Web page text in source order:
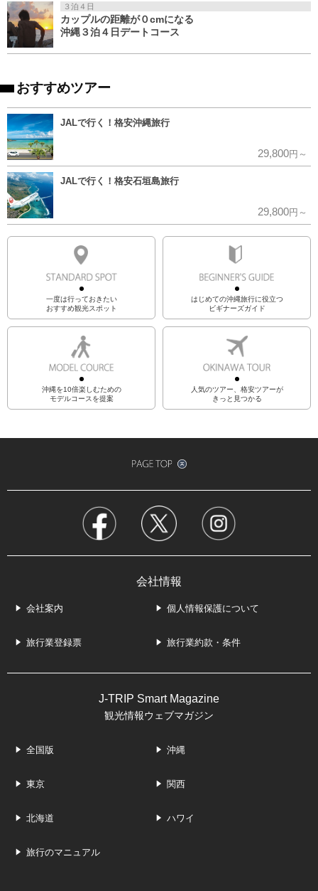
３泊４日
カップルの距離が０cmになる
沖縄３泊４日デートコース
おすすめツアー
JALで行く！格安沖縄旅行
29,800円～
JALで行く！格安石垣島旅行
29,800円～
一度は行っておきたい
おすすめ観光スポット
はじめての沖縄旅行に役立つ
ビギナーズガイド
沖縄を10倍楽しむための
モデルコースを提案
人気のツアー、格安ツアーが
きっと見つかる
会社情報
会社案内 個人情報保護について
旅行業登録票 旅行業約款・条件
J-TRIP Smart Magazine
観光情報ウェブマガジン
全国版 沖縄
東京 関西
北海道 ハワイ
旅行のマニュアル